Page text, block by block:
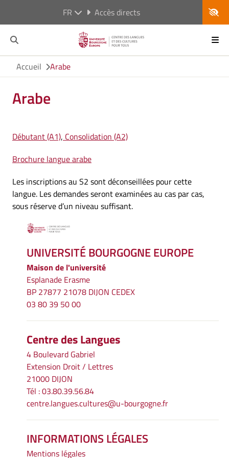
FR Accès directs
Accueil Arabe
Arabe
Débutant (A1), Consolidation (A2)
Brochure langue arabe
Les inscriptions au S2 sont déconseillées pour cette
langue. Les demandes seront examinées au cas par cas,
sous réserve d’un niveau suffisant.
UNIVERSITÉ BOURGOGNE EUROPE
Maison de l'université
Esplanade Erasme
BP 27877 21078 DIJON CEDEX
03 80 39 50 00
Centre des Langues
4 Boulevard Gabriel
Extension Droit / Lettres
21000 DIJON
Tél : 03.80.39.56.84
centre.langues.cultures@u-bourgogne.fr
INFORMATIONS LÉGALES
Mentions légales